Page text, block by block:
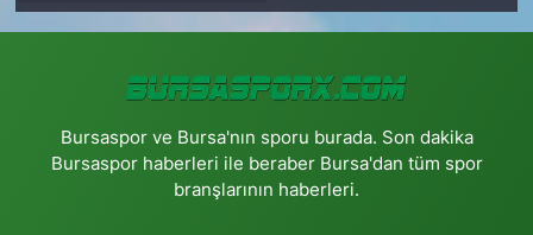
Bursaspor ve Bursa'nın sporu burada. Son dakika
Bursaspor haberleri ile beraber Bursa'dan tüm spor
branşlarının haberleri.